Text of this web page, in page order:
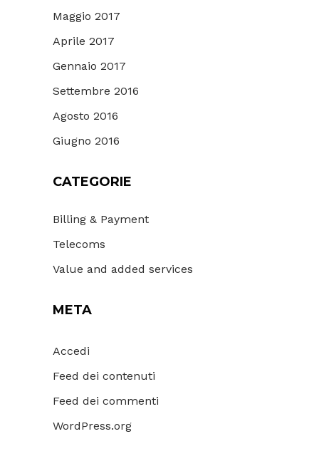
Maggio 2017
Aprile 2017
Gennaio 2017
Settembre 2016
Agosto 2016
Giugno 2016
CATEGORIE
Billing & Payment
Telecoms
Value and added services
META
Accedi
Feed dei contenuti
Feed dei commenti
WordPress.org